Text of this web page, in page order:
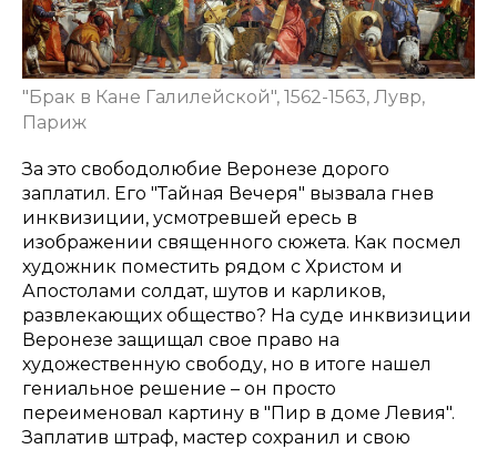
"Брак в Кане Галилейской", 1562-1563, Лувр,
Париж
За это свободолюбие Веронезе дорого
заплатил. Его "Тайная Вечеря" вызвала гнев
инквизиции, усмотревшей ересь в
изображении священного сюжета. Как посмел
художник поместить рядом с Христом и
Апостолами солдат, шутов и карликов,
развлекающих общество? На суде инквизиции
Веронезе защищал свое право на
художественную свободу, но в итоге нашел
гениальное решение – он просто
переименовал картину в "Пир в доме Левия".
Заплатив штраф, мастер сохранил и свою